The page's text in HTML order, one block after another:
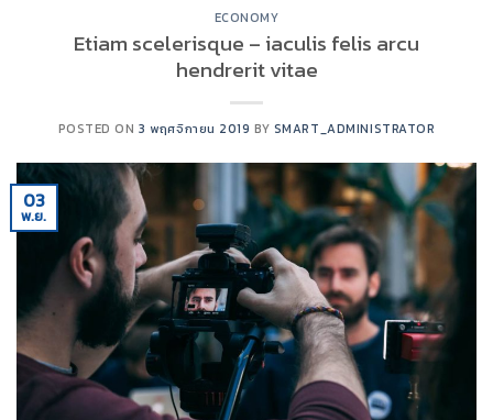
ECONOMY
Etiam scelerisque – iaculis felis arcu
hendrerit vitae
POSTED ON3 พฤศจิกายน 2019 BY SMART_ADMINISTRATOR
03
พ.ย.